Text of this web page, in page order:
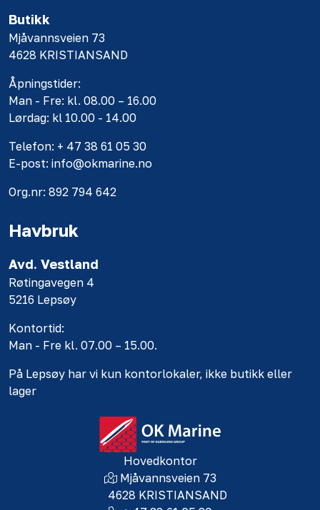
Butikk
Mjåvannsveien 73
4628 KRISTIANSAND
Åpningstider:
Man - Fre: kl. 08.00 – 16.00
Lørdag: kl 10.00 - 14.00
Telefon: + 47 38 61 05 30
E-post: info@okmarine.no
Org.nr: 892 794 642
Havbruk
Avd. Vestland
Røtingavegen 4
5216 Lepsøy
Kontortid:
Man - Fre kl. 07.00 – 15.00.
På Lepsøy har vi kun kontorlokaler, ikke butikk eller
lager
Hovedkontor
Mjåvannsveien 73
4628 KRISTIANSAND